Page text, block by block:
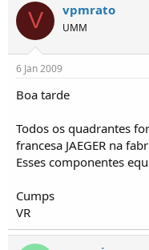
V vpmrato
UMM
6 Jan 2009
Boa tarde
Todos os quadrantes
francesa JAEGER na
Esses componentes
Cumps
VR